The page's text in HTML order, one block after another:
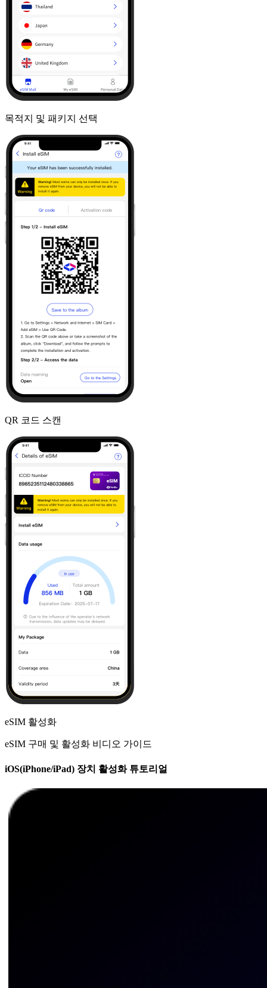
목적지 및 패키지 선택
QR 코드 스캔
eSIM 활성화
eSIM 구매 및 활성화 비디오 가이드
iOS(iPhone/iPad) 장치 활성화 튜토리얼